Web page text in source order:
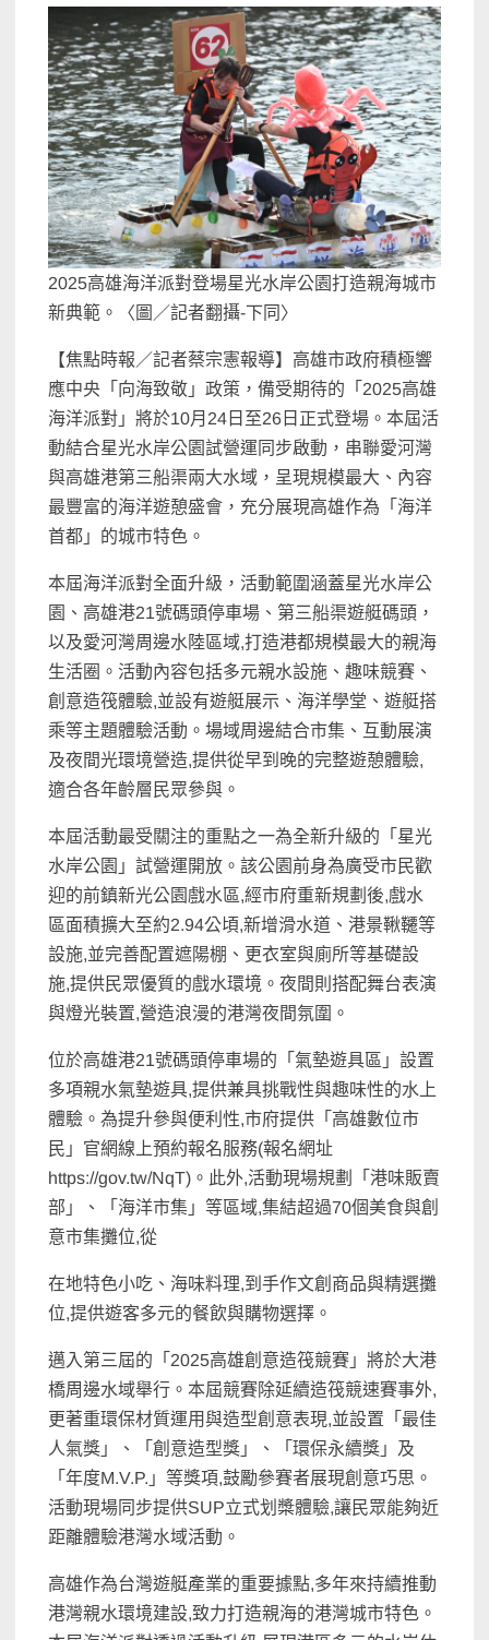
2025高雄海洋派對登場星光水岸公園打造親海城市
新典範。〈圖／記者翻攝-下同〉
【焦點時報／記者蔡宗憲報導】高雄市政府積極響
應中央「向海致敬」政策，備受期待的「2025高雄
海洋派對」將於10月24日至26日正式登場。本屆活
動結合星光水岸公園試營運同步啟動，串聯愛河灣
與高雄港第三船渠兩大水域，呈現規模最大、內容
最豐富的海洋遊憩盛會，充分展現高雄作為「海洋
首都」的城市特色。
本屆海洋派對全面升級，活動範圍涵蓋星光水岸公
園、高雄港21號碼頭停車場、第三船渠遊艇碼頭，
以及愛河灣周邊水陸區域,打造港都規模最大的親海
生活圈。活動內容包括多元親水設施、趣味競賽、
創意造筏體驗,並設有遊艇展示、海洋學堂、遊艇搭
乘等主題體驗活動。場域周邊結合市集、互動展演
及夜間光環境營造,提供從早到晚的完整遊憩體驗,
適合各年齡層民眾參與。
本屆活動最受關注的重點之一為全新升級的「星光
水岸公園」試營運開放。該公園前身為廣受市民歡
迎的前鎮新光公園戲水區,經市府重新規劃後,戲水
區面積擴大至約2.94公頃,新增滑水道、港景鞦韆等
設施,並完善配置遮陽棚、更衣室與廁所等基礎設
施,提供民眾優質的戲水環境。夜間則搭配舞台表演
與燈光裝置,營造浪漫的港灣夜間氛圍。
位於高雄港21號碼頭停車場的「氣墊遊具區」設置
多項親水氣墊遊具,提供兼具挑戰性與趣味性的水上
體驗。為提升參與便利性,市府提供「高雄數位市
民」官網線上預約報名服務(報名網址
https://gov.tw/NqT)。此外,活動現場規劃「港味販賣
部」、「海洋市集」等區域,集結超過70個美食與創
意市集攤位,從
在地特色小吃、海味料理,到手作文創商品與精選攤
位,提供遊客多元的餐飲與購物選擇。
邁入第三屆的「2025高雄創意造筏競賽」將於大港
橋周邊水域舉行。本屆競賽除延續造筏競速賽事外,
更著重環保材質運用與造型創意表現,並設置「最佳
人氣獎」、「創意造型獎」、「環保永續獎」及
「年度M.V.P.」等獎項,鼓勵參賽者展現創意巧思。
活動現場同步提供SUP立式划槳體驗,讓民眾能夠近
距離體驗港灣水域活動。
高雄作為台灣遊艇產業的重要據點,多年來持續推動
港灣親水環境建設,致力打造親海的港灣城市特色。